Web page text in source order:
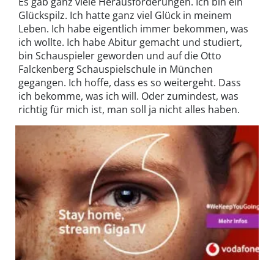
Glückspilz. Ich hatte ganz viel Glück in meinem
Leben. Ich habe eigentlich immer bekommen, was
ich wollte. Ich habe Abitur gemacht und studiert,
bin Schauspieler geworden und auf die Otto
Falckenberg Schauspielschule in München
gegangen. Ich hoffe, dass es so weitergeht. Dass
ich bekomme, was ich will. Oder zumindest, was
richtig für mich ist, man soll ja nicht alles haben.